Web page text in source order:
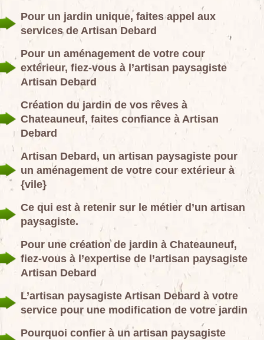
Pour un jardin unique, faites appel aux
services de Artisan Debard
Pour un aménagement de votre cour
extérieur, fiez-vous à l’artisan paysagiste
Artisan Debard
Création du jardin de vos rêves à
Chateauneuf, faites confiance à Artisan
Debard
Artisan Debard, un artisan paysagiste pour
un aménagement de votre cour extérieur à
{vile}
Ce qui est à retenir sur le métier d’un artisan
paysagiste.
Pour une création de jardin à Chateauneuf,
fiez-vous à l’expertise de l’artisan paysagiste
Artisan Debard
L’artisan paysagiste Artisan Debard à votre
service pour une modification de votre jardin
Pourquoi confier à un artisan paysagiste